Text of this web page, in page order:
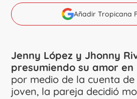
Añadir Tropicana
Jenny López y Jhonny
presumiendo su amor en
por medio de la cuenta
joven, la pareja decidió